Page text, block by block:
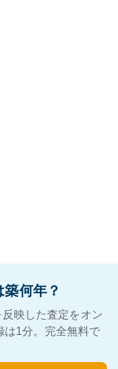
何年？
映した査定をオン
は1分。完全無料で